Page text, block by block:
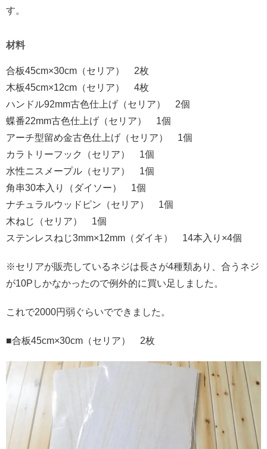
す。
材料
合板45cm×30cm （セリア） 2枚
木板45cm×12cm （セリア） 4枚
ハンドル92mm古色仕上げ（セリア） 2個
蝶番22mm古色仕上げ（セリア） 1個
アーチ型留め金古色仕上げ（セリア）
1個
カラトリーフック（セリア）
1個
水性ニスメープル（セリア） 1個
角串30本入り（ダイソー） 1個
ナチュラルウッドピン（セリア） 1個
木ねじ（セリア）
1個
ステンレスねじ3mm×12mm （ダイキ） 14本入り ×4個
※セリアが販売しているネジは長さが4種類あり、合うネジ
が10P しかなかったので例外的に買い足しました。
これで2000円弱ぐらいでできました。
■合板45cm×30cm （セリア） 2枚